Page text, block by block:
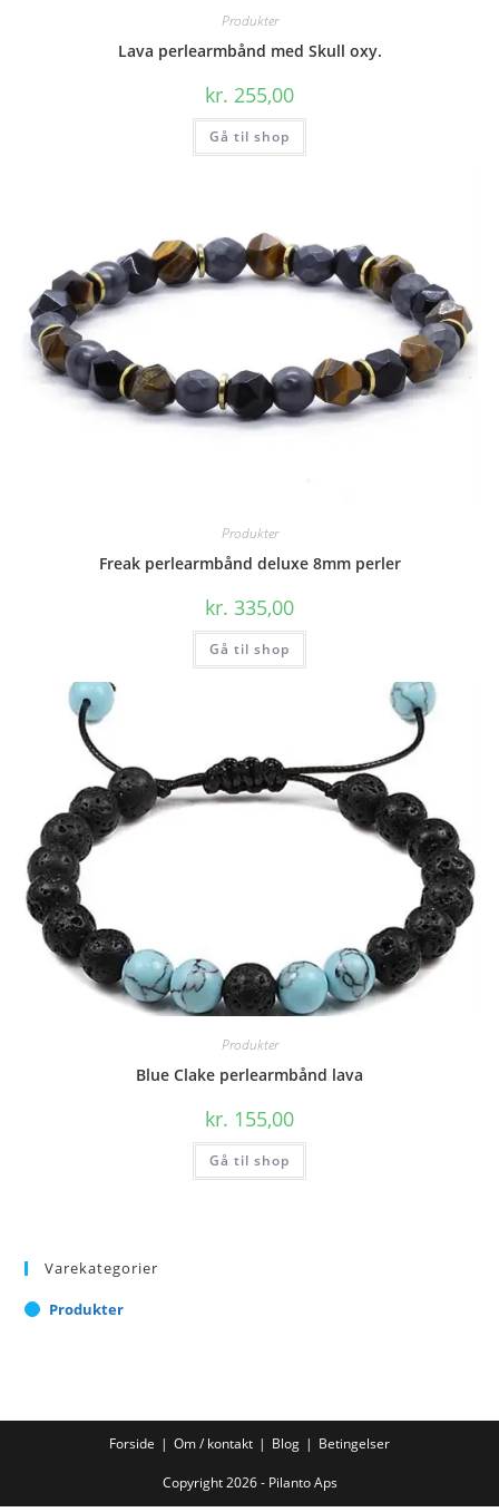
Produkter
Lava perlearmbånd med Skull oxy.
kr. 255,00
Gå til shop
Produkter
Freak perlearmbånd deluxe 8mm perler
kr. 335,00
Gå til shop
Produkter
Blue Clake perlearmbånd lava
kr. 155,00
Gå til shop
Varekategorier
Produkter
Forside Om / kontakt Blog Betingelser
Copyright 2026 - Pilanto Aps